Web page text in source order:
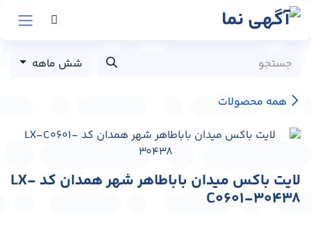
پرش به محتوا
همه محصولات
شش ماهه
لایت باکس میدان باباطاهر شهر همدان کد LX-
C0601-30438